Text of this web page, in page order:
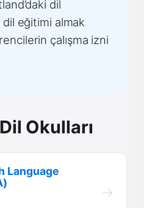
dil
dil eğitimi almak
çalışma izni
Okulları
Language
→